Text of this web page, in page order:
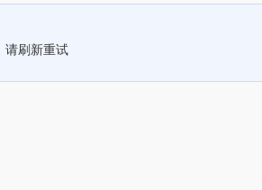
请刷新重试